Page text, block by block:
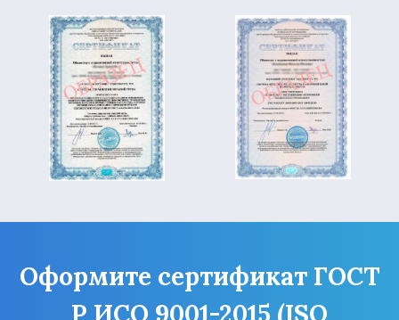
Оформите сертификат ГОСТ
Р ИСО 9001-2015 (ISO